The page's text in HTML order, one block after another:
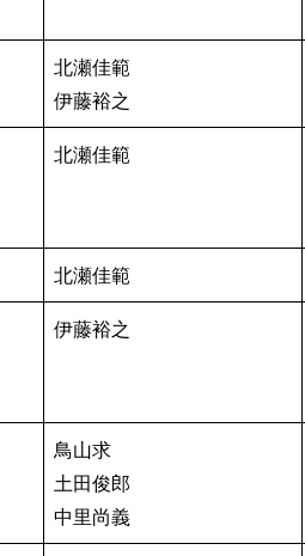
北瀬佳範
伊藤裕之
北瀬佳範
北瀬佳範
伊藤裕之
鳥山求
土田俊郎
中里尚義